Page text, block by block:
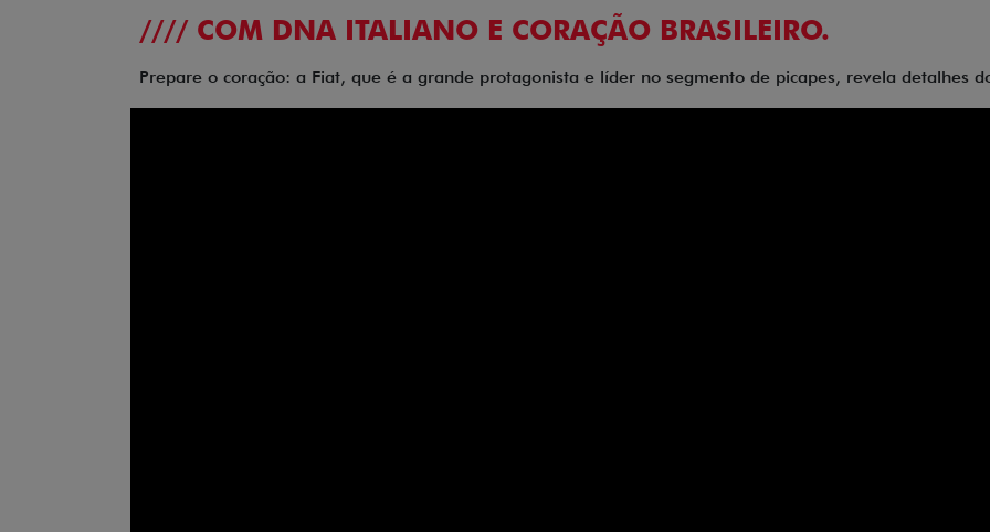
//// COM DNA ITALIANO E CORAÇÃO BRASILEIRO.
Prepare o coração: a Fiat, que é a grande protagonista e líder no segmento de picapes, revela detalhes